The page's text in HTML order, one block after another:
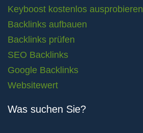
Keyboost kostenlos ausprobieren
Backlinks aufbauen
Backlinks prüfen
SEO Backlinks
Google Backlinks
Websitewert
Was suchen Sie?